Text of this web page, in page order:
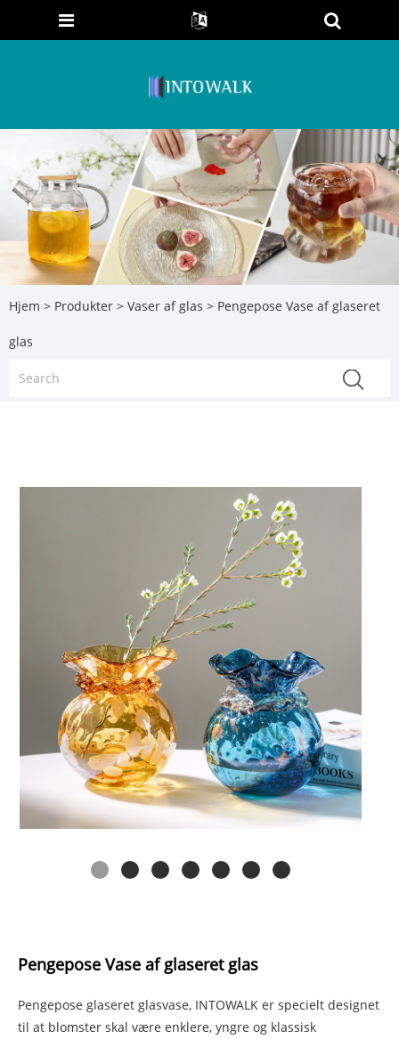
Hjem > Produkter > Vaser af glas > Pengepose Vase af glaseret
glas
Pengepose Vase af glaseret glas
Pengepose glaseret glasvase, INTOWALK er specielt designet
til at blomster skal være enklere, yngre og klassisk